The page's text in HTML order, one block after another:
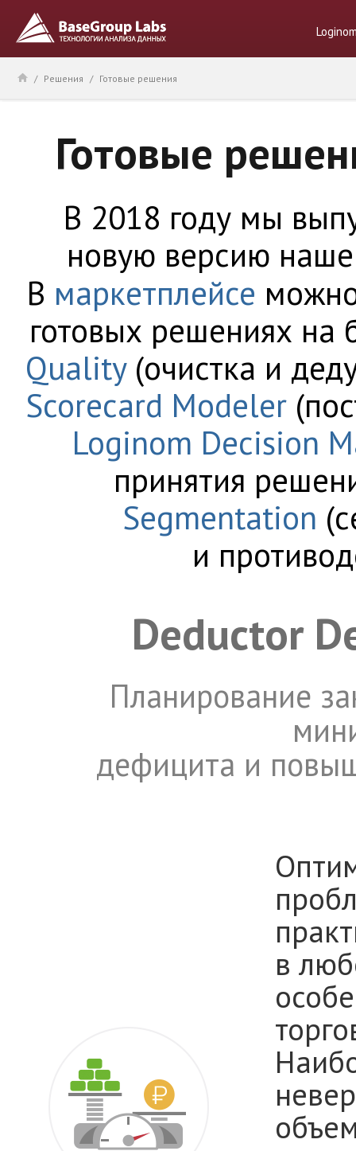
/ Решения / Готовые решения
Готовые
В 2018 году мы
новую версию
В маркетплейсе
готовых решениях на
Quality(очистка и
Scorecard Modeler
Loginom Decision
принятия
Segmentation
и
Deductor
Планирование
дефицита и
в